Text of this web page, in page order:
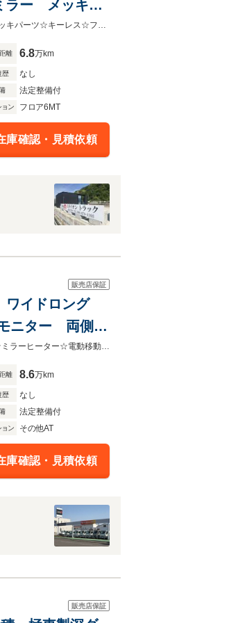
ラー メッキパ
☆3.6t積☆新明和製ダンプ☆DR4-17SY☆コボレーン☆6MT☆強化プロテクター☆電格ミラー☆メッキパーツ☆キーレス☆フォグ☆荷台内寸 L3405 W2060 H341
離 6.8万km
歴 なし
法定整備付
ョン フロア6MT
庫確認・見積依頼
販売店保証
ワイドロング
ニター 両側電
Pレンジ付AT☆3.7t積☆ワイドロング☆サイド扉☆車線逸脱警報装置☆AEBSカメラ☆Bモニタ☆両側電格ミラ☆ミラーヒーター☆電動移動フロア（オートフロア）☆PレンジAT車☆内寸 L4522 W2065 H1973
離 8.6万km
歴 なし
法定整備付
ョン その他AT
庫確認・見積依頼
販売店保証